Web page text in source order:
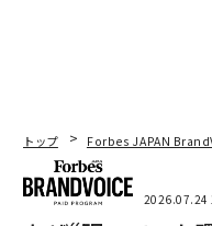
トップ Forbes JAPAN
2026.07.24